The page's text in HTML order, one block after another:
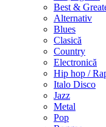
Best &
Alternativ
Blues
Clasică
Country
Electronică
Hip hop /
Italo Disco
Jazz
Metal
Pop